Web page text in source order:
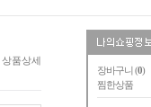
장바구니 (0)
찜한상품
상품상세